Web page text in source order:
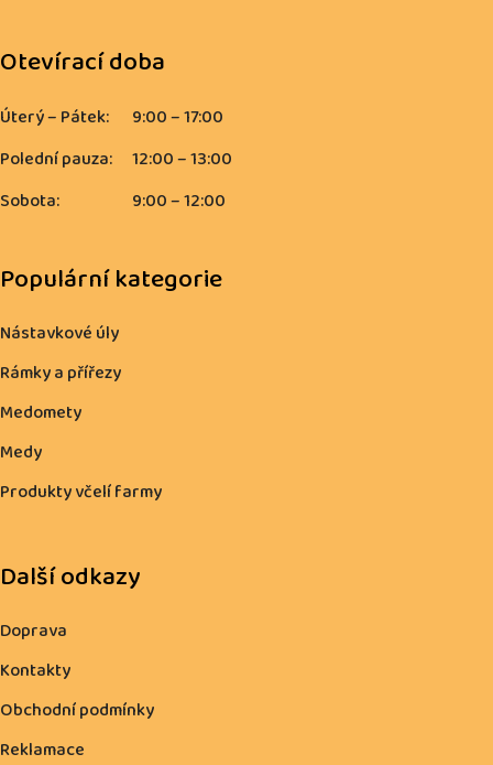
Otevírací doba
Úterý – Pátek:
9:00 – 17:00
Polední pauza:
12:00 – 13:00
Sobota:
9:00 – 12:00
Populární kategorie
Nástavkové úly
Rámky a přířezy
Medomety
Medy
Produkty včelí farmy
Další odkazy
Doprava
Kontakty
Obchodní podmínky
Reklamace